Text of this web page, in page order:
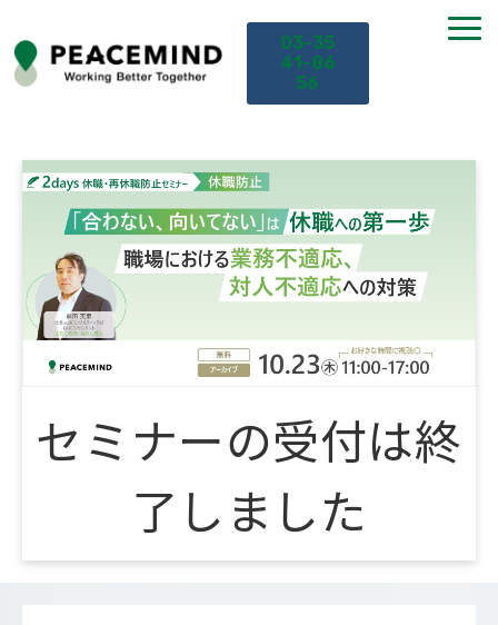
03-35
41-86
56
TOP
サービス
課題から探す
セミナーの受付は終
了しました